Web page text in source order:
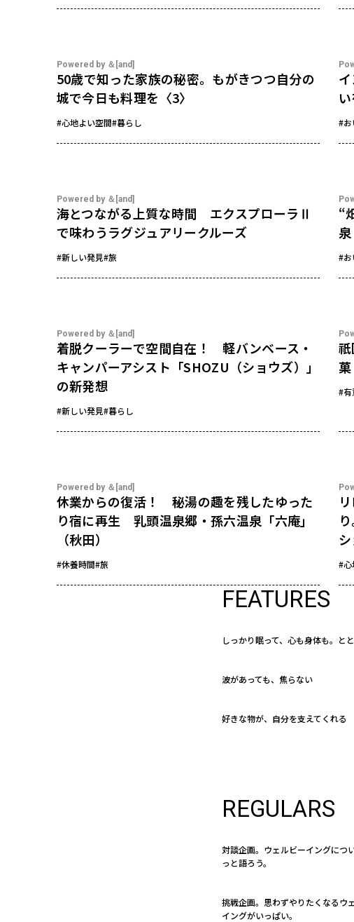
Powered by ＆[and]
50歳で知った家族の秘密。もがきつつ自分の
城で今日も料理を〈3〉
#心地よい空間#暮らし #お
Powered by ＆[and]
海とつながる上質な時間 エクスプローラⅡ
で味わうラグジュアリークルーズ
#新しい発見#旅
“
#お
Powered by ＆[and]
着脱クーラーで空間自在！ 軽バンベース・
キャンパーアシスト「SHOZU（ショウズ）」
の新発想
#新しい発見#暮らし
#有
Powered by ＆[and]
休業からの復活！ 秘湯の趣を残したゆった
り宿に再生 乳頭温泉郷・孫六温泉「六庵」
（秋田）
#休養時間#旅 #心
FEATURES
しっかり眠って、心も身体も。とと
波があっても、焦らない
好きな物が、自分を支えてくれる
REGULARS
対談企画。ウェルビーイングにつ
っと語ろう。
挑戦企画。思わずやりたくなるウ
イングがいっぱい。